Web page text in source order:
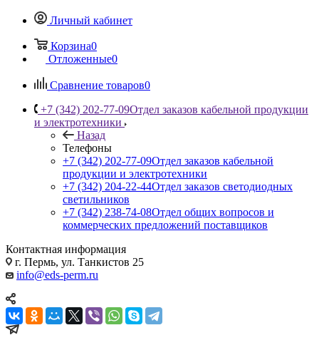
Личный кабинет
Корзина0
Отложенные0
Сравнение товаров0
+7 (342) 202-77-09Отдел заказов кабельной продукции
и электротехники
Назад
Телефоны
+7 (342) 202-77-09Отдел заказов кабельной
продукции и электротехники
+7 (342) 204-22-44Отдел заказов светодиодных
светильников
+7 (342) 238-74-08Отдел общих вопросов и
коммерческих предложений поставщиков
Контактная информация
г. Пермь, ул. Танкистов 25
info@eds-perm.ru